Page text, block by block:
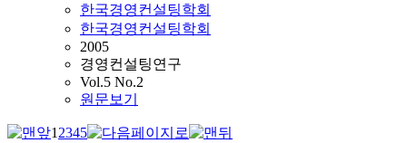
한국경영컨설팅학회
한국경영컨설팅학회
2005
경영컨설팅연구
Vol.5 No.2
원문보기
12345